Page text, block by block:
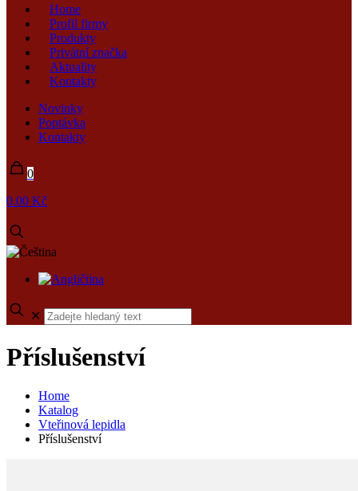
Home
Profil firmy
Produkty
Privátní značka
Aktuality
Kontakty
Novinky
Poptávka
Kontakty
0
0.00 Kč
✕
Příslušenství
Home
Katalog
Vteřinová lepidla
Příslušenství